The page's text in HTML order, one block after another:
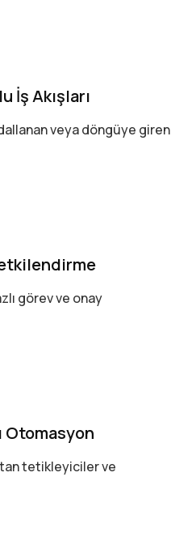
İş Akışları
veya döngüye giren
görev ve onay
Otomasyon
tetikleyiciler ve